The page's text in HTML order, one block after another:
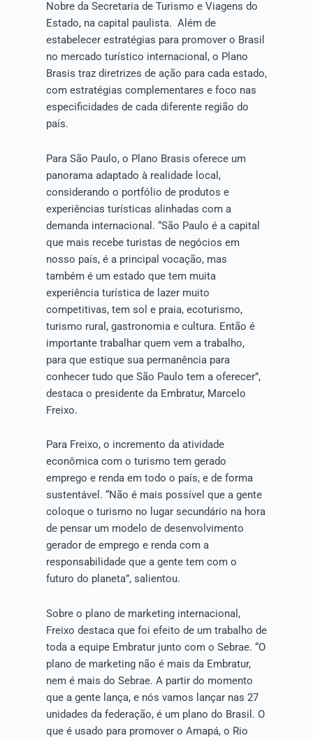
Nobre da Secretaria de Turismo e Viagens do
Estado, na capital paulista. Além de
estabelecer estratégias para promover o Brasil
no mercado turístico internacional, o Plano
Brasis traz diretrizes de ação para cada estado,
com estratégias complementares e foco nas
especificidades de cada diferente região do
país.
Para São Paulo, o Plano Brasis oferece um
panorama adaptado à realidade local,
considerando o portfólio de produtos e
experiências turísticas alinhadas com a
demanda internacional. “São Paulo é a capital
que mais recebe turistas de negócios em
nosso país, é a principal vocação, mas
também é um estado que tem muita
experiência turística de lazer muito
competitivas, tem sol e praia, ecoturismo,
turismo rural, gastronomia e cultura. Então é
importante trabalhar quem vem a trabalho,
para que estique sua permanência para
conhecer tudo que São Paulo tem a oferecer”,
destaca o presidente da Embratur, Marcelo
Freixo.
Para Freixo, o incremento da atividade
econômica com o turismo tem gerado
emprego e renda em todo o país, e de forma
sustentável. “Não é mais possível que a gente
coloque o turismo no lugar secundário na hora
de pensar um modelo de desenvolvimento
gerador de emprego e renda com a
responsabilidade que a gente tem com o
futuro do planeta”, salientou.
Sobre o plano de marketing internacional,
Freixo destaca que foi efeito de um trabalho de
toda a equipe Embratur junto com o Sebrae. “O
plano de marketing não é mais da Embratur,
nem é mais do Sebrae. A partir do momento
que a gente lança, e nós vamos lançar nas 27
unidades da federação, é um plano do Brasil. O
que é usado para promover o Amapá, o Rio